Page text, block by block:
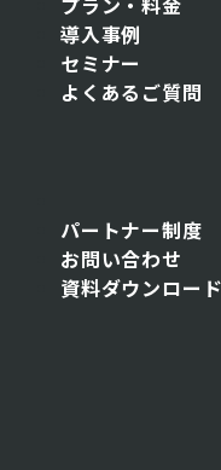
導入事例
セミナー
よくあるご質問
パートナー制度
お問い合わせ
資料ダウンロード